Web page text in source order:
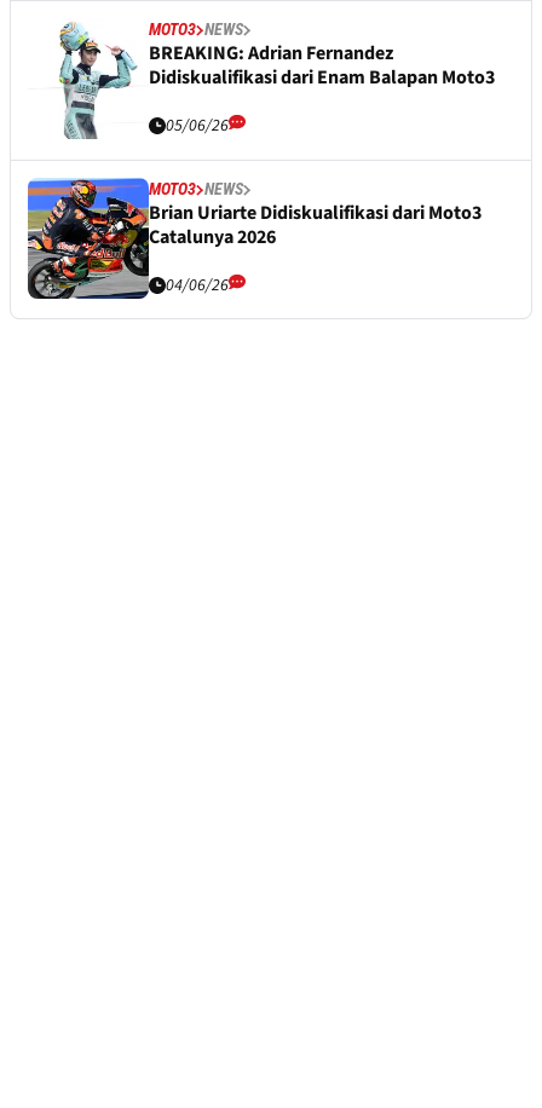
MOTO3 NEWS
BREAKING: Adrian Fernandez
Didiskualifikasi dari Enam Balapan Moto3
05/06/26
MOTO3 NEWS
Brian Uriarte Didiskualifikasi dari Moto3
Catalunya 2026
04/06/26